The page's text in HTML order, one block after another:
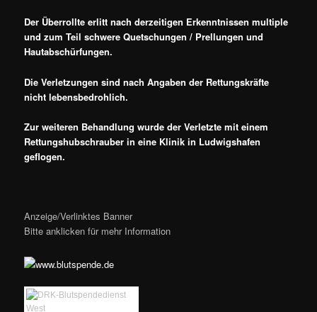
Der Überrollte erlitt nach derzeitigen Erkenntnissen multiple
und zum Teil schwere Quetschungen / Prellungen und
Hautabschürfungen.
Die Verletzungen sind nach Angaben der Rettungskräfte
nicht lebensbedrohlich.
Zur weiteren Behandlung wurde der Verletzte mit einem
Rettungshubschrauber in eine Klinik in Ludwigshafen
geflogen.
Anzeige/Verlinktes Banner
Bitte anklicken für mehr Information